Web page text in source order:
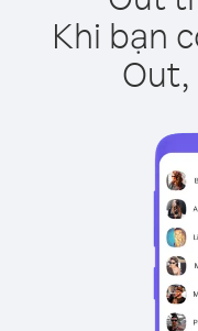
Khi bạn
Out,